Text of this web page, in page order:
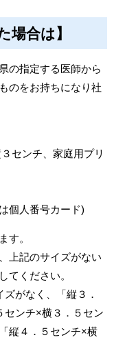
場合は】
の指定する医師から
のをお持ちになり社
センチ、家庭用プリ
個人番号カード)
す。
上記のサイズがない
てください。
がなく、「縦３．
センチ×横３．５セン
縦４．５センチ×横